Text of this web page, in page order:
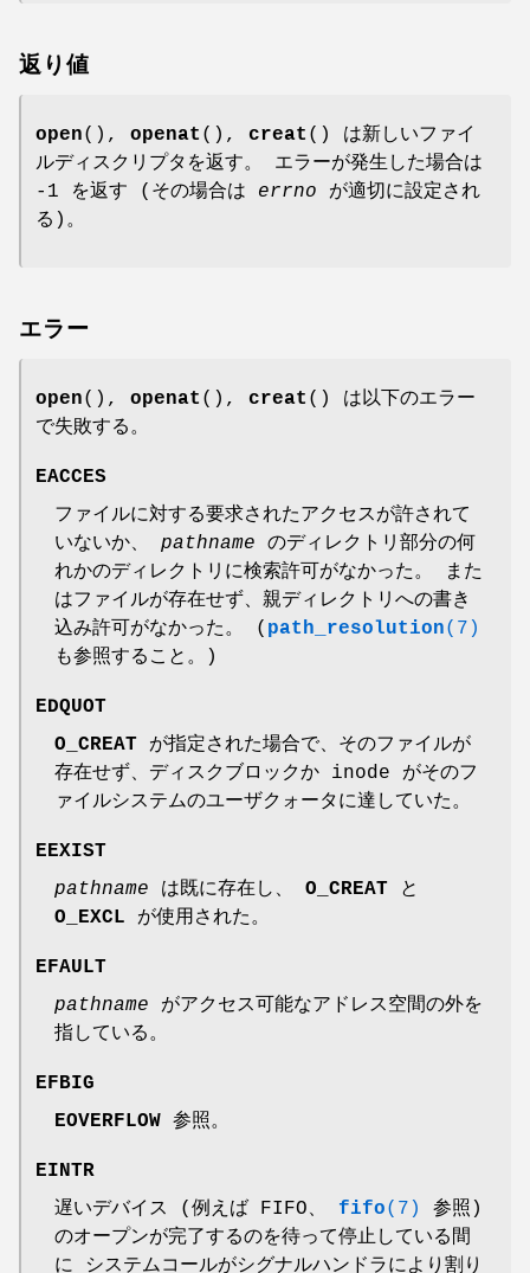
返り値
open(), openat (), creat () は新しいファイ
ルディスクリプタを返す。 エラーが発生した場合は
-1 を返す (その場合は errno が適切に設定され
る)。
エラー
open(), openat (), creat () は以下のエラー
で失敗する。
EACCES
ファイルに対する要求されたアクセスが許されて
いないか、 pathname のディレクトリ部分の何
れかのディレクトリに検索許可がなかった。 また
はファイルが存在せず、親ディレクトリへの書き
込み許可がなかった。 ( path_resolution(7)
も参照すること。)
EDQUOT
O_CREAT が指定された場合で、そのファイルが
存在せず、ディスクブロックか inode がそのフ
ァイルシステムのユーザクォータに達していた。
EEXIST
pathname は既に存在し、 O_CREAT と
O_EXCL が使用された。
EFAULT
pathname がアクセス可能なアドレス空間の外を
指している。
EFBIG
EOVERFLOW 参照。
EINTR
遅いデバイス (例えば FIFO、 fifo(7)
参照)
のオープンが完了するのを待って停止している間
に システムコールがシグナルハンドラにより割り